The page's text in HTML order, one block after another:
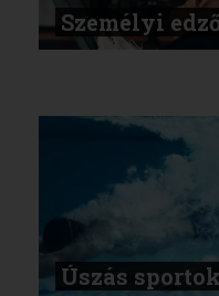
Személyi
Úszás